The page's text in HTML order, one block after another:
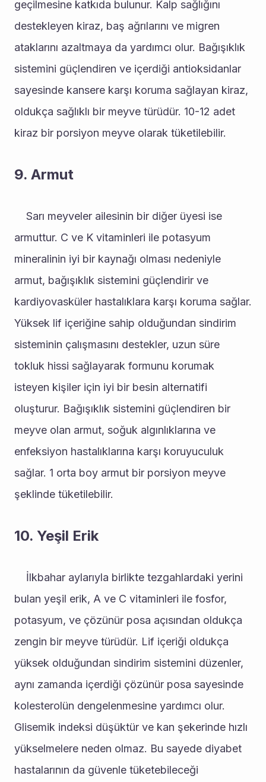
geçilmesine katkıda bulunur. Kalp sağlığını
destekleyen kiraz, baş ağrılarını ve migren
ataklarını azaltmaya da yardımcı olur. Bağışıklık
sistemini güçlendiren ve içerdiği antioksidanlar
sayesinde kansere karşı koruma sağlayan kiraz,
oldukça sağlıklı bir meyve türüdür. 10-12 adet
kiraz bir porsiyon meyve olarak tüketilebilir.
9. Armut
armuttur. C ve K vitaminleri ile potasyum
mineralinin iyi bir kaynağı olması nedeniyle
armut, bağışıklık sistemini güçlendirir ve
kardiyovasküler hastalıklara karşı koruma sağlar.
Yüksek lif içeriğine sahip olduğundan sindirim
sisteminin çalışmasını destekler, uzun süre
tokluk hissi sağlayarak formunu korumak
isteyen kişiler için iyi bir besin alternatifi
oluşturur. Bağışıklık sistemini güçlendiren bir
meyve olan armut, soğuk algınlıklarına ve
enfeksiyon hastalıklarına karşı koruyuculuk
sağlar. 1 orta boy armut bir porsiyon meyve
şeklinde tüketilebilir.
10. Yeşil Erik
bulan yeşil erik, A ve C vitaminleri ile fosfor,
potasyum, ve çözünür posa açısından oldukça
zengin bir meyve türüdür. Lif içeriği oldukça
yüksek olduğundan sindirim sistemini düzenler,
aynı zamanda içerdiği çözünür posa sayesinde
kolesterolün dengelenmesine yardımcı olur.
Glisemik indeksi düşüktür ve kan şekerinde hızlı
yükselmelere neden olmaz. Bu sayede diyabet
hastalarının da güvenle tüketebileceği